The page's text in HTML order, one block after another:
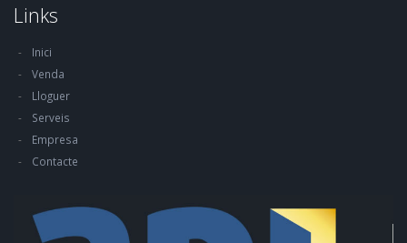
Links
Inici
Venda
Lloguer
Serveis
Empresa
Contacte